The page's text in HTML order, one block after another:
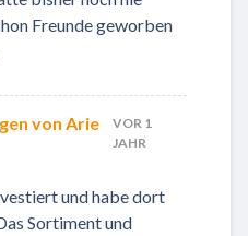
Freunde geworben
von Arie
VOR 1
JAHR
und habe dort
Sortiment und